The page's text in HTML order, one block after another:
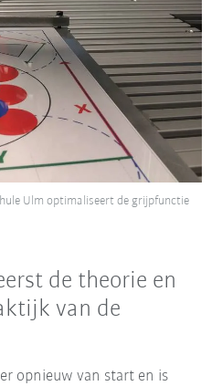
Ulm optimaliseert de grijpfunctie
de theorie en
van de
opnieuw van start en is